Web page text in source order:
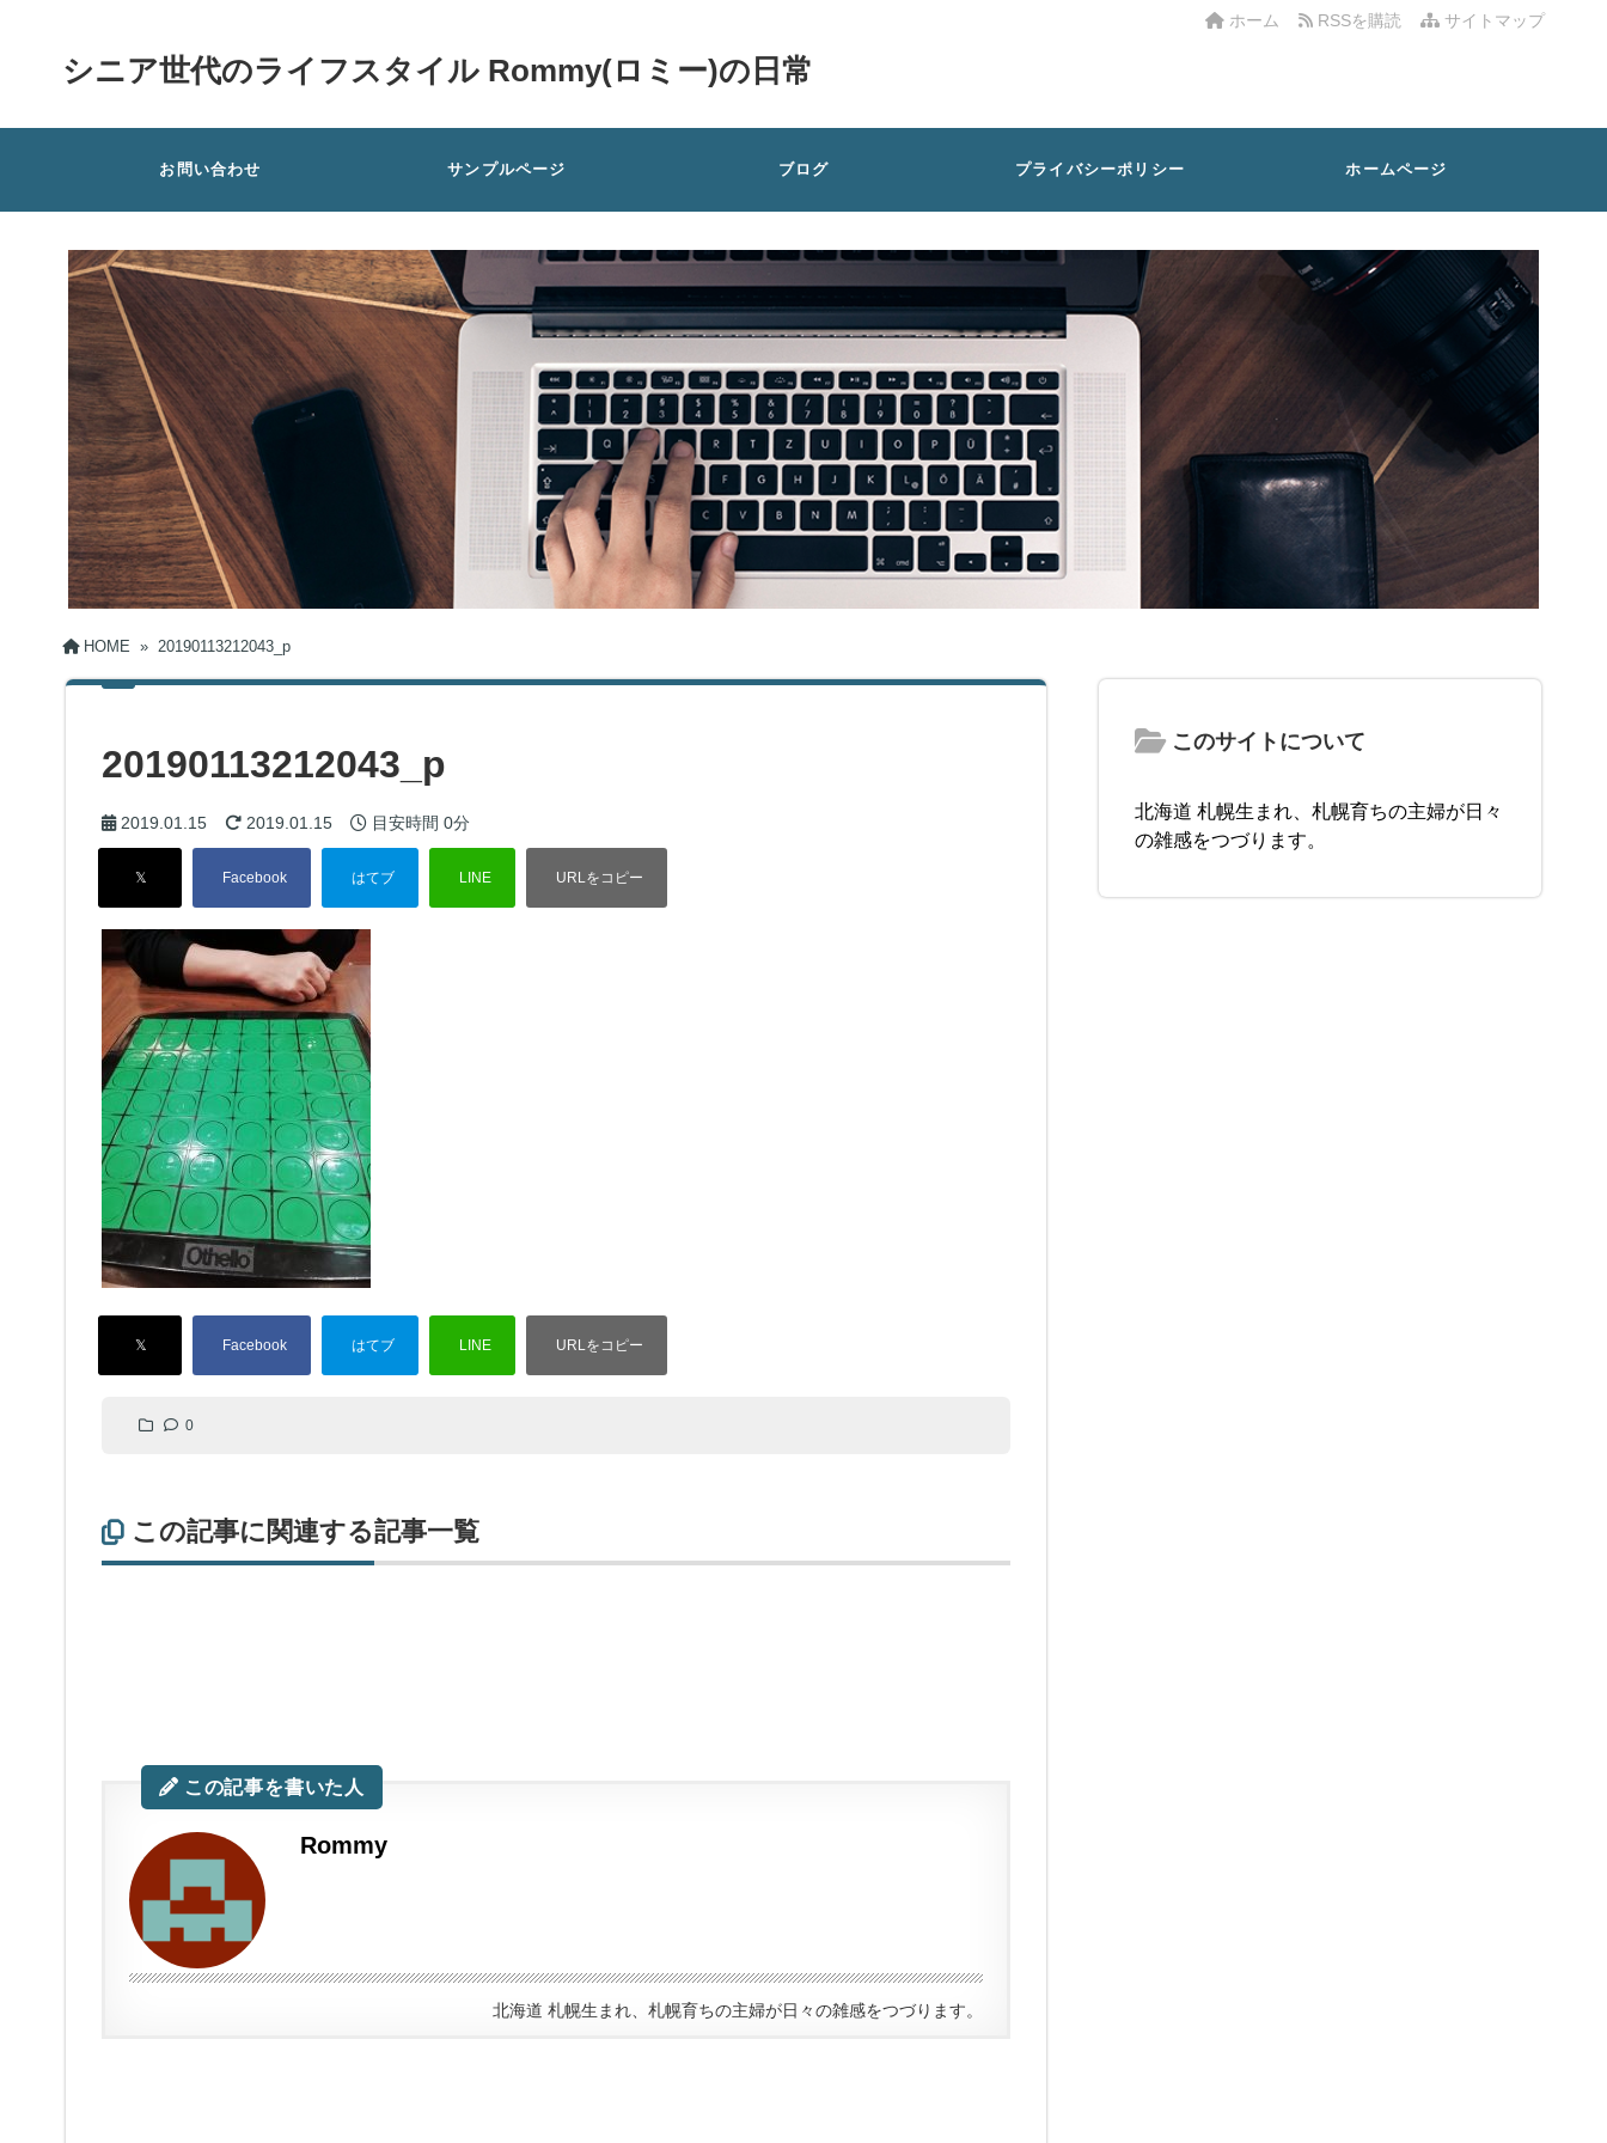
サイトマップ
RSSを購読
ホーム
シニア世代のライフスタイル Rommy(ロミー)の日常
お問い合わせ サンプルページ ブログ プライバシーポリシー ホームページ
HOME » 20190113212043_p
20190113212043_p
2019.01.15 2019.01.15 目安時間 0分
0
この記事に関連する記事一覧
この記事を書いた人
Rommy
北海道 札幌生まれ、札幌育ちの主婦が日々の雑感をつづります。
このサイトについて
北海道 札幌生まれ、札幌育ちの主婦が日々
の雑感をつづります。